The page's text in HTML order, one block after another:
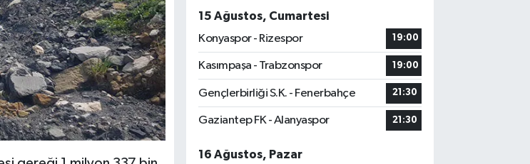
15 Ağustos, Cumartesi
Konyaspor - Rizespor
19:00
Kasımpaşa - Trabzonspor 19:00
Gençlerbirliği S.K. - Fenerbahçe 21:30
Gaziantep FK - Alanyaspor 21:30
16 Ağustos, Pazar